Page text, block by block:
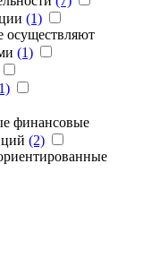
(1)
(1)
финансовые
(2)